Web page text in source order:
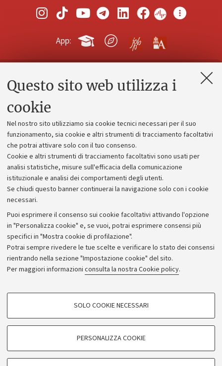
Questo sito web utilizza i
cookie
Nel nostro sito utilizziamo sia cookie tecnici necessari per il suo
funzionamento, sia cookie e altri strumenti di tracciamento facoltativi
che potrai attivare solo con il tuo consenso.
Cookie e altri strumenti di tracciamento facoltativi sono usati per
analisi statistiche, misure sull'efficacia della comunicazione
istituzionale e analisi dei comportamenti degli utenti.
Se chiudi questo banner continuerai la navigazione solo con i cookie
necessari.
Puoi esprimere il consenso sui cookie facoltativi attivando l'opzione
in "Personalizza cookie" e, se vuoi, potrai esprimere consensi più
specifici in "Mostra cookie di profilazione".
Potrai sempre rivedere le tue scelte e verificare lo stato dei consensi
rientrando nella sezione "Impostazione cookie" del sito.
Per maggiori informazioni consulta la nostra Cookie policy.
COOKIE DI PROFILAZIONE - FACOLTATIVI
SOLO COOKIE NECESSARI
PERSONALIZZA COOKIE
App:
Contatti e PEC
Alumni community
Piano strategico
Bilanci
Donazioni e 5x1000
Bandi, gare e concorsi
Albo online
Amministrazione trasparente
Atti di notifica
Informazioni sul sito e accessibilità
Dichiarazione di accessibilità
Privacy e note legali
Impostazioni Cookie
©Copyright 2026 - ALMA MATER STUDIORUM - Università di